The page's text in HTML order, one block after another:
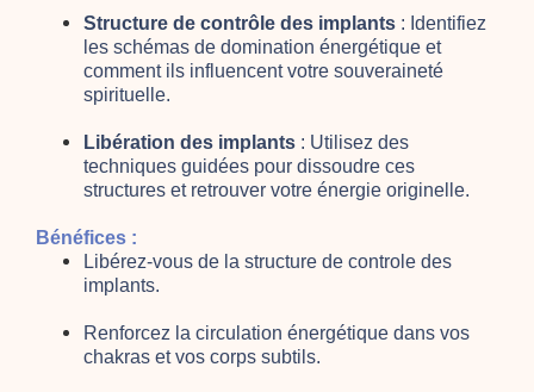
Structure de contrôle des implants : Identifiez
les schémas de domination énergétique et
comment ils influencent votre souveraineté
spirituelle.
Libération des implants : Utilisez des
techniques guidées pour dissoudre ces
structures et retrouver votre énergie originelle.
Bénéfices :
Libérez-vous de la structure de controle des
implants.
Renforcez la circulation énergétique dans vos
chakras et vos corps subtils.